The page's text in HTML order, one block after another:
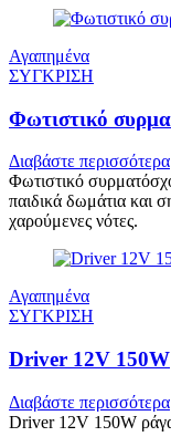
Αγαπημένα
ΣΥΓΚΡΙΣΗ
Φωτιστικό
Διαβάστε περισσότερα
Φωτιστικό
παιδικά δωμάτια και
χαρούμενες νότες.
Αγαπημένα
ΣΥΓΚΡΙΣΗ
Driver 12V 150W
Διαβάστε περισσότερα
Driver 12V 150W